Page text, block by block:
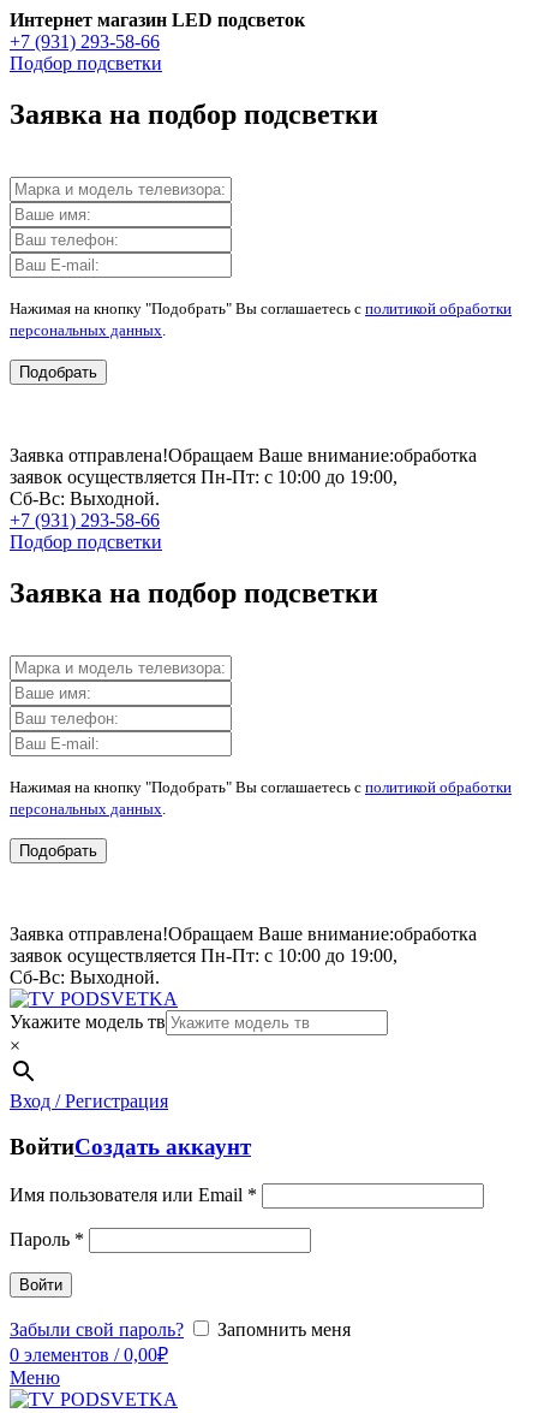
Интернет магазин LED подсветок
+7 (931) 293-58-66
Подбор подсветки
Заявка на подбор подсветки
Нажимая на кнопку "Подобрать" Вы соглашаетесь с политикой обработки
персональных данных
Подобрать
Заявка отправлена!Обращаем Ваше внимание:обработка
заявок осуществляется Пн-Пт: с 10:00 до 19:00,
Сб-Вс: Выходной.
+7 (931) 293-58-66
Подбор подсветки
Заявка на подбор подсветки
Нажимая на кнопку "Подобрать" Вы соглашаетесь с политикой обработки
персональных данных
Подобрать
Заявка отправлена!Обращаем Ваше внимание:обработка
заявок осуществляется Пн-Пт: с 10:00 до 19:00,
Сб-Вс: Выходной.
Укажите модель тв
×
Вход / Регистрация
ВойтиСоздать аккаунт
Имя пользователя или Email *
Пароль *
Войти
Забыли свой пароль?
Запомнить меня
0 элементов / 0,00₽
Меню